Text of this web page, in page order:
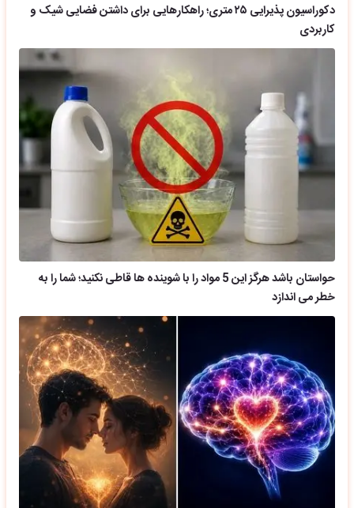
دکوراسیون پذیرایی ۲۵ متری؛ راهکارهایی برای داشتن فضایی شیک و
کاربردی
حواستان باشد هرگز این 5 مواد را با شوینده ها قاطی نکنید؛ شما را به
خطر می اندازد